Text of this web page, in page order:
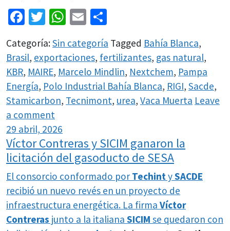
Facebook
Twitter
WhatsApp
Email
Categoría:Sin categoría Tagged Bahía Blanca,
Brasil, exportaciones, fertilizantes, gas natural,
KBR, MAIRE, Marcelo Mindlin, Nextchem, Pampa
Energía, Polo Industrial Bahía Blanca, RIGI, Sacde,
Stamicarbon, Tecnimont, urea, Vaca Muerta Leave
a comment
29 abril, 2026
Víctor Contreras y SICIM ganaron la
licitación del gasoducto de SESA
El consorcio conformado por TechintySACDE
recibió un nuevo revés en un proyecto de
infraestructura energética. La firma Víctor
Contreras junto a la italiana SICIM se quedaron con